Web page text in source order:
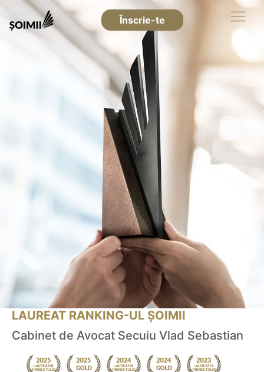
Înscrie-te
LAUREAT RANKING-UL ȘOIMII
Cabinet de Avocat Secuiu Vlad Sebastian